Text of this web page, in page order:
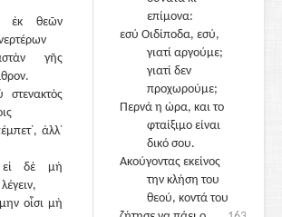
ἐκ θεῶν
γῆς
ἀλλ᾽
εἰ δὲ μὴ
οἷσι μὴ
επίμονα:
εσύ Οιδίποδα, εσύ,
γιατί αργούμε;
γιατί δεν
προχωρούμε;
Περνά η ώρα, και το
φταίξιμο είναι
δικό σου.
Ακούγοντας εκείνος
την κλήση του
θεού, κοντά του